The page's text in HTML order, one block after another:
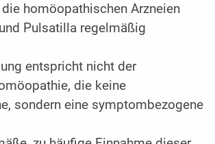
homöopathischen Arzneien
Pulsatilla regelmäßig
entspricht nicht der
die keine
sondern eine symptombezogene